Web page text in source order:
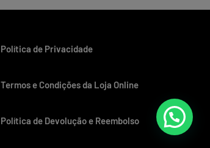
Política de Privacidade
Termos e Condições da Loja Online
Política de Devolução e Reembolso